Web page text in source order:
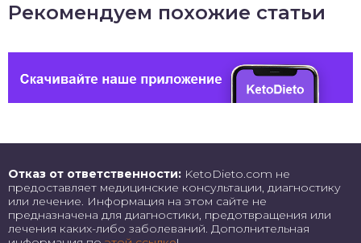
Рекомендуем похожие статьи
Отказ от ответственности: KetoDieto.com не
предоставляет медицинские консультации, диагностику
или лечение. Информация на этом сайте не
предназначена для диагностики, предотвращения или
лечения каких-либо заболеваний. Дополнительная